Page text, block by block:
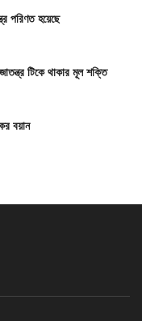
পরিণত হয়েছে
টিকে থাকার মূল শক্তি
বয়ান